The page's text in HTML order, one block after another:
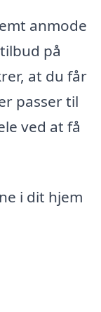
anmode
på
at du får
passer til
ved at få
i dit hjem